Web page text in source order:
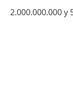
2.000.000.000 y